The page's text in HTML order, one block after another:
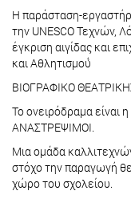
Η παράσταση-
την UNESCO Τεχνών,
έγκριση αιγίδας και
και Αθλητισμού́
ΒΙΟΓΡΑΦΙΚΟ
Το ονειρόδραμα είναι
ΑΝΑΣΤΡΕΨΙΜΟΙ.
Μια ομάδα
στόχο την παραγωγή
χώρο του σχολείου.